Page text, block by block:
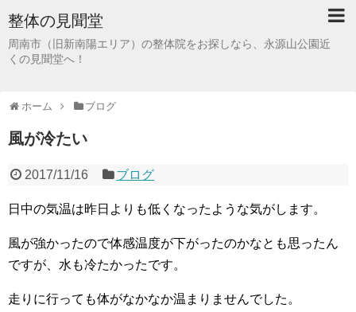
整体の見聞堂
周南市（旧新南陽エリア）の整体院をお探しなら、永源山公園近
くの見聞堂へ！
ホーム ブログ
風が冷たい
2017/11/16 ブログ
日中の気温は昨日よりも低くなったような気がします。
風が強かったので体感温度が下がったのかなとも思ったん
ですが、水も冷たかったです。
走りに行っても体がなかなか温まりませんでした。